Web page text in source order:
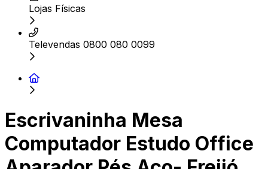
Lojas Físicas
Televendas 0800 080 0099
Escrivaninha Mesa
Computador Estudo Office